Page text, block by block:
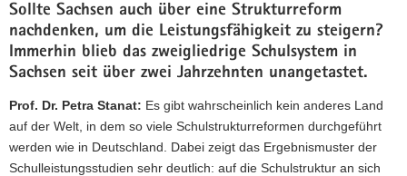
Sollte Sachsen auch über eine Strukturreform
nachdenken, um die Leistungsfähigkeit zu steigern?
Immerhin blieb das zweigliedrige Schulsystem in
Sachsen seit über zwei Jahrzehnten unangetastet.
Prof. Dr. Petra Stanat: Es gibt wahrscheinlich kein anderes Land
auf der Welt, in dem so viele Schulstrukturreformen durchgeführt
werden wie in Deutschland. Dabei zeigt das Ergebnismuster der
Schulleistungsstudien sehr deutlich: auf die Schulstruktur an sich